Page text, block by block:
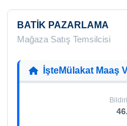
BATİK PAZARLAMA
Mağaza Satış Temsilcisi
İşteMülakat Maaş